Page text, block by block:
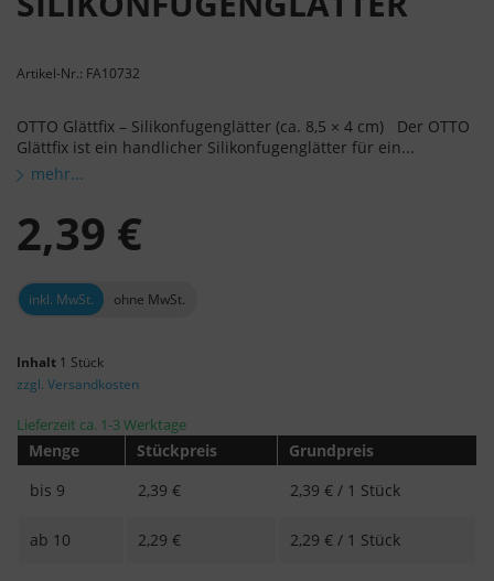
Artikel-Nr.: FA10732
OTTO Glättfix – Silikonfugenglätter (ca. 8,5 × 4 cm) Der OTTO
Glättfix ist ein handlicher Silikonfugenglätter für ein...
mehr...
2,39 €
inkl. MwSt. ohne MwSt.
Inhalt 1 Stück
zzgl. Versandkosten
Lieferzeit ca. 1-3 Werktage
Menge Stückpreis
Grundpreis
bis 9 2,39 € 2,39 € / 1 Stück
ab 10 2,29 € 2,29 € / 1 Stück